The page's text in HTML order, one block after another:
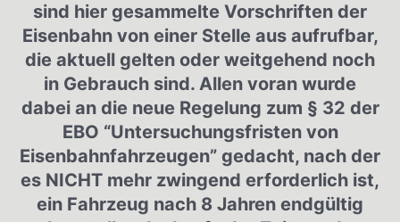
sind hier gesammelte Vorschriften der
Eisenbahn von einer Stelle aus aufrufbar,
die aktuell gelten oder weitgehend noch
in Gebrauch sind. Allen voran wurde
dabei an die neue Regelung zum § 32 der
EBO “Untersuchungsfristen von
Eisenbahnfahrzeugen” gedacht, nach der
es NICHT mehr zwingend erforderlich ist,
ein Fahrzeug nach 8 Jahren endgültig